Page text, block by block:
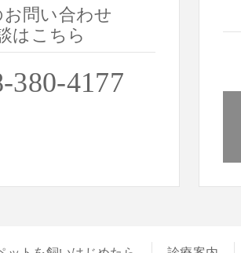
問い合わせ
はこちら
380-4177